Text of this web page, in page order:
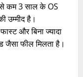
कम 3 साल के OS
उम्मीद है।
और बिना ज्यादा
जैसा फील मिलता है।